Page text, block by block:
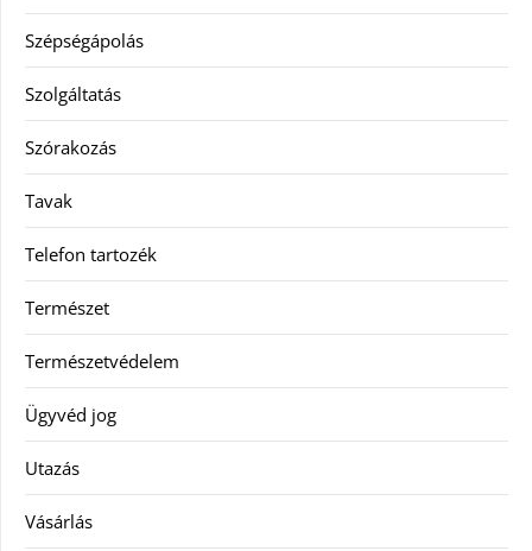
Szépségápolás
Szolgáltatás
Szórakozás
Tavak
Telefon tartozék
Természet
Természetvédelem
Ügyvéd jog
Utazás
Vásárlás